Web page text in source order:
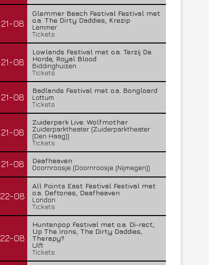
21-08
Glemmer Beach Festival Festival met
o.a. The Dirty Daddies, Krezip
Lemmer
Tickets
21-08
Lowlands Festival met o.a. Terzij De
Horde, Royal Blood
Biddinghuizen
Tickets
21-08
Badlands Festival met o.a. Bongloard
Lottum
Tickets
21-08
Zuiderpark Live: Wolfmother
Zuiderparktheater (Zuiderparktheater
(Den Haag))
Tickets
21-08
Deafheaven
Doornroosje (Doornroosje (Nijmegen))
22-08
All Points East Festival Festival met
o.a. Deftones, Deafheaven
London
Tickets
22-08
Huntenpop Festival met o.a. Di-rect,
Up The Irons, The Dirty Daddies,
Therapy?
Ulft
Tickets